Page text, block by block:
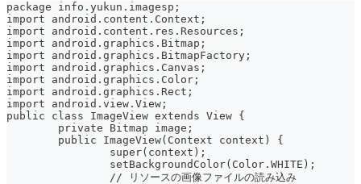
package info.yukun.imagesp;
import android.content.Context;
import android.content.res.Resources;
import android.graphics.Bitmap;
import android.graphics.BitmapFactory;
import android.graphics.Canvas;
import android.graphics.Color;
import android.graphics.Rect;
import android.view.View;
public class ImageView extends View {
	private Bitmap image;
	public ImageView(Context context) {
		super(context);
		setBackgroundColor(Color.WHITE);
		// リソースの画像ファイルの読み込み